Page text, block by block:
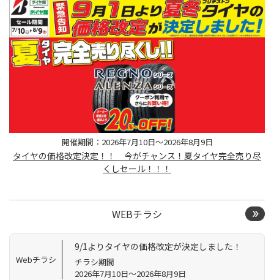
開催期間：2026年7月10日～2026年8月9日
タイヤの価格改定決定！！ 今がチャンス！夏タイヤ完全売り尽
くしセール！！！
WEBチラシ
Webチラシ
9/1よりタイヤの価格改定が決定しました！
チラシ期間
2026年7月10日～2026年8月9日